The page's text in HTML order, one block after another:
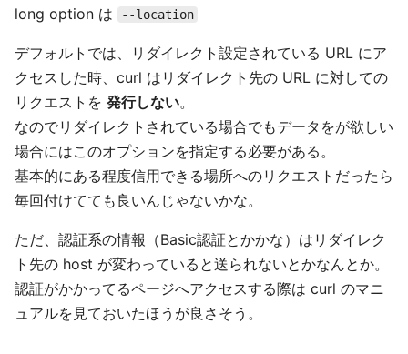
long option は --location
デフォルトでは、リダイレクト設定されている URL にア
クセスした時、curl はリダイレクト先の URL に対しての
リクエストを 発行しない。
なのでリダイレクトされている場合でもデータをが欲しい
場合にはこのオプションを指定する必要がある。
基本的にある程度信用できる場所へのリクエストだったら
毎回付けてても良いんじゃないかな。
ただ、認証系の情報（Basic認証とかかな）はリダイレク
ト先の host が変わっていると送られないとかなんとか。
認証がかかってるページへアクセスする際は curl のマニ
ュアルを見ておいたほうが良さそう。